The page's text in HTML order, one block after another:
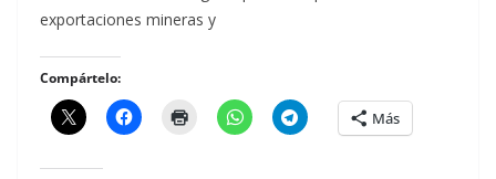
exportaciones mineras y
Compártelo:
Más